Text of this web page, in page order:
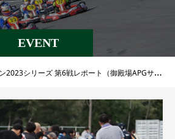
EVENT
シリーズ 第6戦レポート（御殿場APGサーキット）